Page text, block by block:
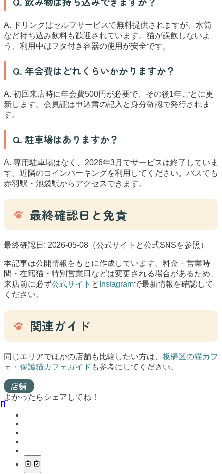
A. ドリンクはセルフサービスで無料提供されますが、水筒
など持ち込み飲料も歓迎されています。猫が誤飲しないよ
う、利用中はフタ付き容器の使用が安全です。
Q. 年会費はどれくらいかかりますか？
A. 初回来店時に年会費500円が必要で、その後1年ごとに更
新します。会員証は申込書の記入と身分確認で発行されま
す。
Q. 駐車場はありますか？
A. 専用駐車場はなく、2026年3月でサービスは終了していま
す。近隣のコインパーキングを利用してください。バスでも
赤羽駅・池袋駅からアクセスできます。
最終確認日と免責
最終確認日: 2026-05-08（公式サイトと公式SNSを参照）
本記事は公開情報をもとに作成しています。料金・営業時
間・在籍猫・特別営業日などは変更される場合があるため、
来店前に必ず公式サイト と Instagramで最新情報を確認して
ください。
関連ガイド
同じエリアでほかの店舗も比較したい方は、 板橋区の猫カフ
ェ・保護猫カフェガイド も参考にしてください。
店舗
よかったらシェアしてね！